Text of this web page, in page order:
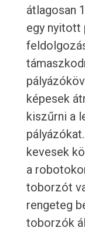
átlagosan
egy nyitott
képesek
kiszűrni a
kevesek
a
toborzót
rengeteg
toborzók